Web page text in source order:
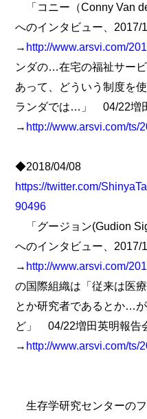
「コニー（Conny Van
へのインタビュー、2017/
→ http://www.arsvi.com/
ンダの…在宅の福祉サー
あって、どういう制度を
ランダでは…」 04/22増
→ http://www.arsvi.com/ts/
◆2018/04/08
https://twitter.com/
90496
「グージョン(Gudion
へのインタビュー、2017/
→ http://www.arsvi.com/
の国際組織は「従来は医
とか研究者であるとか…
ど」 04/22増田英明報告
→ http://www.arsvi.com/ts/
生存学研究センターの